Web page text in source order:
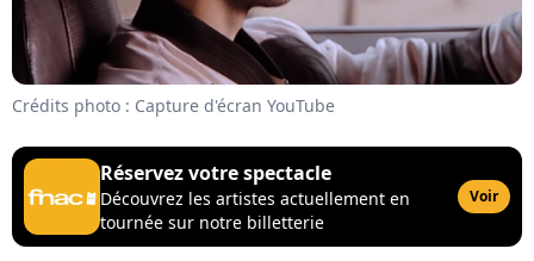
Crédits photo : Capture d'écran YouTube
Réservez votre spectacle
Découvrez les artistes actuellement en
tournée sur notre billetterie
Voir